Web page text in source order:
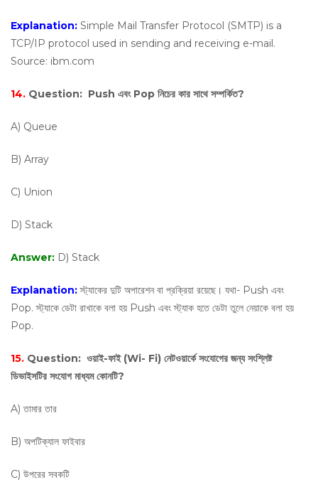
Explanation: Simple Mail Transfer Protocol (SMTP) is a
TCP/IP protocol used in sending and receiving e-mail.
Source: ibm.com
14. Question: Push এবং Pop নিচের কার সাথে সম্পর্কিত?
A) Queue
B) Array
C) Union
D) Stack
Answer: D) Stack
Explanation:স্ট্যাকের দুটি অপারেশন বা প্রক্রিয়া রয়েছে। যথা- Push এবং
Pop. স্ট্যাকে ডেটা রাখাকে বলা হয় Push এবং স্ট্যাক হতে ডেটা তুলে নেয়াকে বলা হয়
Pop.
15. Question: ওয়াই-ফাই (Wi- Fi) নেটওয়ার্কে সংযোগের জন্য সংশ্লিষ্ট
ডিভাইসটির সংযোগ মাধ্যম কোনটি?
A) তামার তার
B) অপটিক্যাল ফাইবার
C) উপরের সবকটি